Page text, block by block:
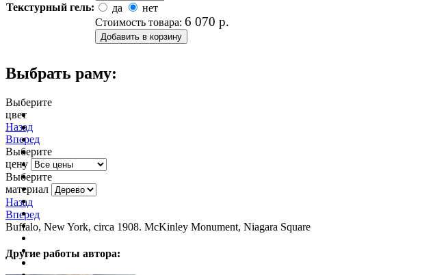
Текстурный гель:
да
нет
Стоимость товара: 6 070 р.
Выбрать раму:
Выберите
цвет
Назад
Вперед
Выберите
цену
Выберите
материал
Назад
Вперед
Buffalo, New York, circa 1908. McKinley Monument, Niagara Square
Другие работы автора: